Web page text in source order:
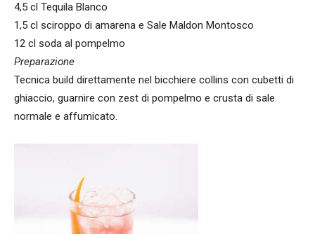
4,5 cl Tequila Blanco
1,5 cl sciroppo di amarena e Sale Maldon Montosco
12 cl soda al pompelmo
Preparazione
Tecnica build direttamente nel bicchiere collins con cubetti di
ghiaccio, guarnire con zest di pompelmo e crusta di sale
normale e affumicato.